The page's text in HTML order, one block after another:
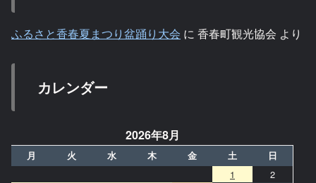
ふるさと香春夏まつり盆踊り大会 に 香春町観光協会 より
カレンダー
2026年8月
月 火 水 木 金 土 日
1
2